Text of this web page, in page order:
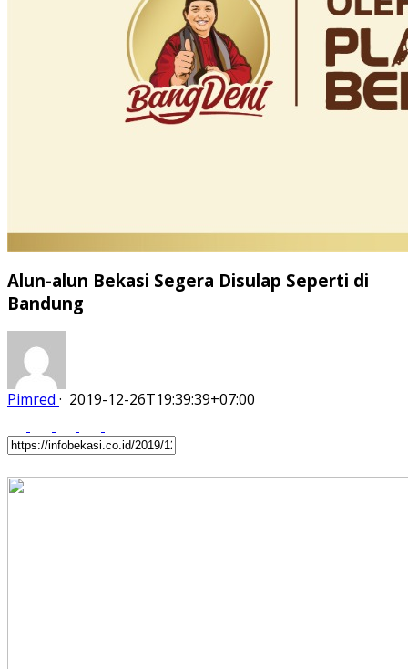
Alun-alun Bekasi Segera Disulap Seperti di
Bandung
Pimred · 2019-12-26T19:39:39+07:00